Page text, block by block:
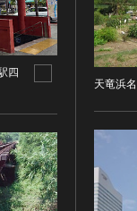
四
天竜浜
国]
類
製品類
術
財
NOT EVALUATED（
UNDETERMINED（
COPYRIGHT（知る限
UNDETERMINED - JP
権未決定-裁定制度利